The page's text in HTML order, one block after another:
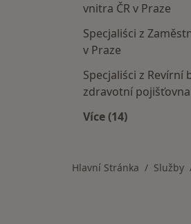
vnitra ČR v Praze
Specjaliści z
v Praze
Specjaliści z
zdravotní pojišťovna
Více (14)
Hlavní Stránka Služby